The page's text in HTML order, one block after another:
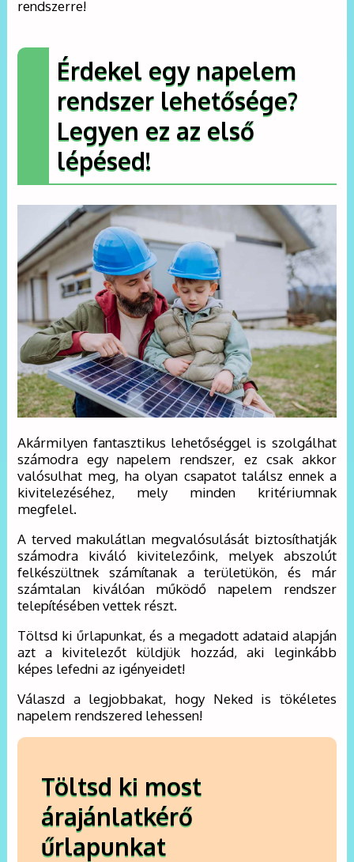
rendszerre!
Érdekel egy napelem
rendszer lehetősége?
Legyen ez az első
lépésed!
Akármilyen fantasztikus lehetőséggel is szolgálhat
számodra egy napelem rendszer, ez csak akkor
valósulhat meg, ha olyan csapatot találsz ennek a
kivitelezéséhez, mely minden kritériumnak
megfelel.
A terved makulátlan megvalósulását biztosíthatják
számodra kiváló kivitelezőink, melyek abszolút
felkészültnek számítanak a területükön, és már
számtalan kiválóan működő napelem rendszer
telepítésében vettek részt.
Töltsd ki űrlapunkat, és a megadott adataid alapján
azt a kivitelezőt küldjük hozzád, aki leginkább
képes lefedni az igényeidet!
Válaszd a legjobbakat, hogy Neked is tökéletes
napelem rendszered lehessen!
Töltsd ki most
árajánlatkérő
űrlapunkat